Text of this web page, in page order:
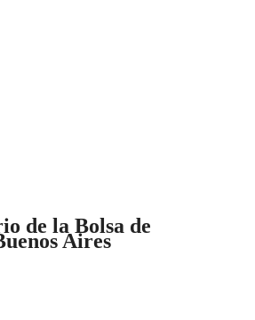
de la Bolsa de
Aires